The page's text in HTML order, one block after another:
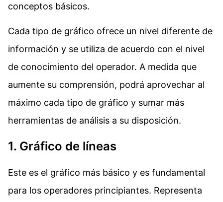
conceptos básicos.
Cada tipo de gráfico ofrece un nivel diferente de
información y se utiliza de acuerdo con el nivel
de conocimiento del operador. A medida que
aumente su comprensión, podrá aprovechar al
máximo cada tipo de gráfico y sumar más
herramientas de análisis a su disposición.
1. Gráfico de líneas
Este es el gráfico más básico y es fundamental
para los operadores principiantes. Representa